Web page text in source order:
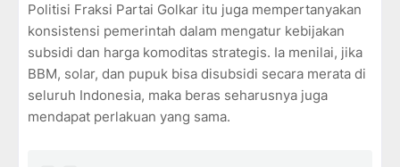
Politisi Fraksi Partai Golkar itu juga mempertanyakan
konsistensi pemerintah dalam mengatur kebijakan
subsidi dan harga komoditas strategis. Ia menilai, jika
BBM, solar, dan pupuk bisa disubsidi secara merata di
seluruh Indonesia, maka beras seharusnya juga
mendapat perlakuan yang sama.